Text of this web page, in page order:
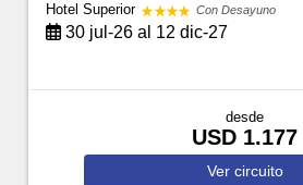
Hotel Superior
Con Desayuno
30 jul-26 al 12 dic-27
desde
USD 1.177
Ver circuito